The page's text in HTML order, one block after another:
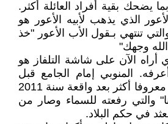
يضحك بقية أفراد العائلة أكثر.
الذي يذهب لأبيه الأعور هو
تنتهي بـقول الأب الأعور "خذ
وجهك"
أراه الآن على شاشة التلفاز هو
المنوبي إمام الجامع قبل
سنوات. ذاك الذي صار معروفا أكثر بعد واقعة سنة 2011
والتي رفعته للسماء وصار من
في حكم البلاد.